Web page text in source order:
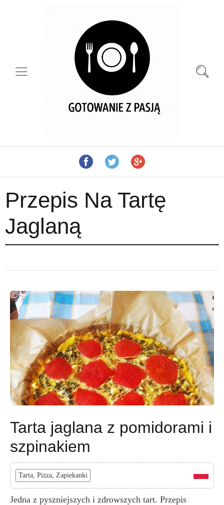
Przepis Na Tartę
Jaglaną
Tarta jaglana z pomidorami i
szpinakiem
Tarta, Pizza, Zapiekanki
Jedna z pyszniejszych i zdrowszych tart. Przepis